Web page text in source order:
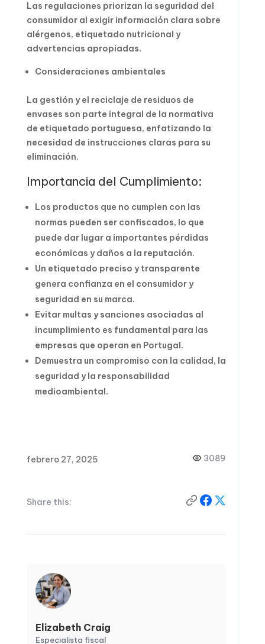
Las regulaciones priorizan la seguridad del
consumidor al exigir información clara sobre
alérgenos, etiquetado nutricional y
advertencias apropiadas.
Consideraciones ambientales
La gestión y el reciclaje de residuos de
envases son parte integral de la normativa
de etiquetado portuguesa, enfatizando la
necesidad de instrucciones claras para su
eliminación.
Importancia del Cumplimiento:
Los productos que no cumplen con las
normas pueden ser confiscados, lo que
puede dar lugar a importantes pérdidas
económicas y daños a la reputación.
Un etiquetado preciso y transparente
genera confianza en el consumidor y
seguridad en su marca.
Evitar multas y sanciones asociadas al
incumplimiento es fundamental para las
empresas que operan en Portugal.
Demuestra un compromiso con la calidad, la
seguridad y la responsabilidad
medioambiental.
febrero 27, 2025 3089
Share this:
Elizabeth Craig
Especialista fiscal